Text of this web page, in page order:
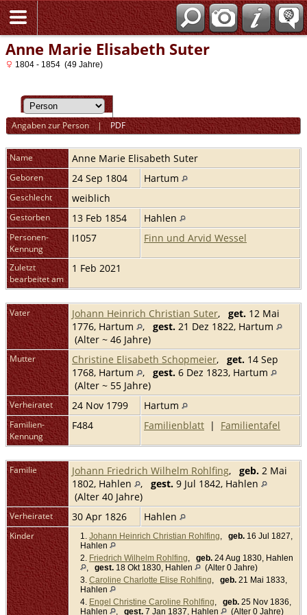
Anne Marie Elisabeth Suter
1804 - 1854 (49 Jahre)
Angaben zur Person|PDF
Name Anne Marie Elisabeth Suter
Geboren 24 Sep 1804 Hartum
Geschlecht weiblich
Gestorben 13 Feb 1854 Hahlen
Personen-
Kennung
I1057 Finn und Arvid Wessel
Zuletzt
bearbeitet am
1 Feb 2021
Vater Johann Heinrich Christian Suter, get. 12 Mai
1776, Hartum
, gest. 21 Dez 1822, Hartum
(Alter ~ 46 Jahre)
Mutter Christine Elisabeth Schopmeier, get. 14 Sep
1768, Hartum
, gest. 6 Dez 1823, Hartum
(Alter ~ 55 Jahre)
Verheiratet 24 Nov 1799 Hartum
Familien-
Kennung
F484 Familienblatt | Familientafel
Familie Johann Friedrich Wilhelm Rohlfing, geb. 2 Mai
1802, Hahlen
, gest. 9 Jul 1842, Hahlen
(Alter 40 Jahre)
Verheiratet 30 Apr 1826 Hahlen
Kinder 1. Johann Heinrich Christian Rohlfing, geb. 16 Jul 1827,
Hahlen
2. Friedrich Wilhelm Rohlfing, geb. 24 Aug 1830, Hahlen
, gest. 18 Okt 1830, Hahlen
(Alter 0 Jahre)
3. Caroline Charlotte Elise Rohlfing, geb. 21 Mai 1833,
Hahlen
4. Engel Christine Caroline Rohlfing, geb. 25 Nov 1836,
Hahlen
, gest. 7 Jan 1837, Hahlen (Alter 0 Jahre)